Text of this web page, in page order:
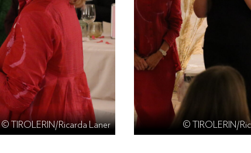
© TIROLERIN/Ricarda Laner © TIROLERIN/